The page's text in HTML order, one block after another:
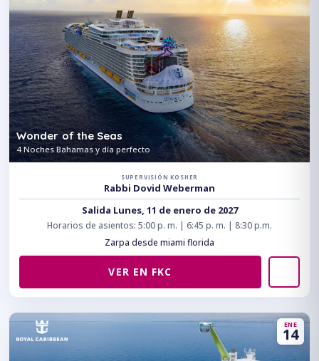
Wonder of the Seas
4 Noches Bahamas y día perfecto
SUPERVISIÓN KOSHER
Rabbi Dovid Weberman
Salida Lunes, 11 de enero de 2027
Horarios de asientos: 5:00 p. m. | 6:45 p. m. | 8:30 p.m.
Zarpa desde miami florida
VER EN FKC
ENE
14